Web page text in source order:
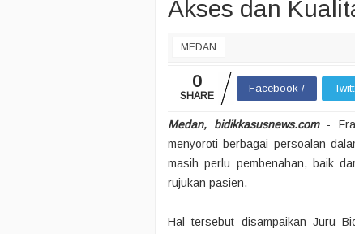
Akses dan
MEDAN
0
SHARE
Facebook /
Medan, bidikkasusnews.com-
menyoroti berbagai persoalan
masih perlu pembenahan, baik
rujukan pasien.
Hal tersebut disampaikan Juru